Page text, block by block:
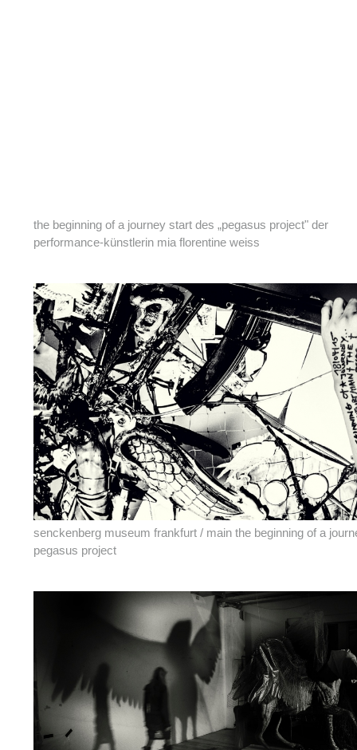
the beginning of a journey start des „pegasus project" der
performance-künstlerin mia florentine weiss
senckenberg museum frankfurt / main the beginning of a
pegasus project